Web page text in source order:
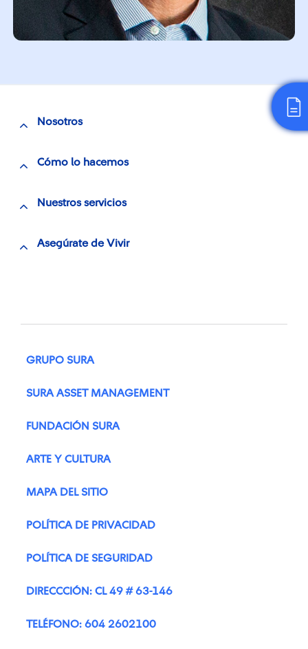
Nosotros
Cómo lo hacemos
Nuestros servicios
Asegúrate de Vivir
GRUPO SURA
SURA ASSET MANAGEMENT
FUNDACIÓN SURA
ARTE Y CULTURA
MAPA DEL SITIO
POLÍTICA DE PRIVACIDAD
POLÍTICA DE SEGURIDAD
DIRECCCIÓN: CL 49 # 63-146
TELÉFONO: 604 2602100